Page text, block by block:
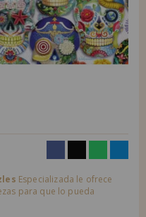
podrás realizar tus compras
Especializada le ofrece
para que lo pueda